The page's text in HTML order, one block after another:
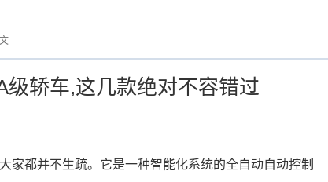
轿车,这几款绝对不容错过
家都并不生疏。它是一种智能化系统的全自动自动控制